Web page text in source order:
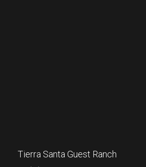
Tierra Santa Guest Ranch